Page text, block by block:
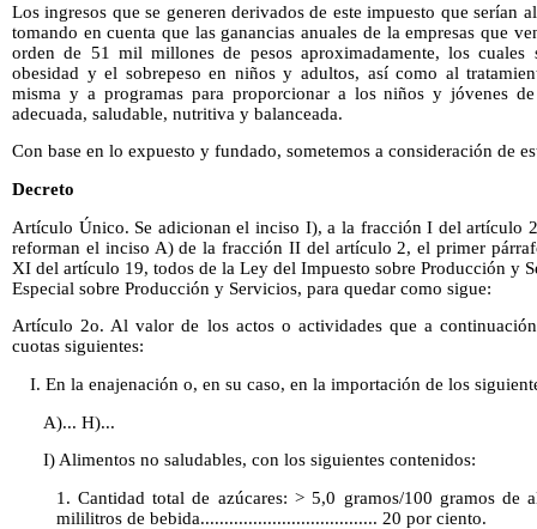
Los ingresos que se generen derivados de este impuesto que serían
tomando en cuenta que las ganancias anuales de la empresas que
orden de 51 mil millones de pesos aproximadamente, los
obesidad y el sobrepeso en niños y adultos, así como al
misma y a programas para proporcionar a los niños y jóvenes
adecuada, saludable, nutritiva y balanceada.
Con base en lo expuesto y fundado, sometemos a consideración de
Decreto
Artículo Único. Se adicionan el inciso I), a la fracción I del
reforman el inciso A) de la fracción II del artículo 2, el primer
XI del artículo 19, todos de la Ley del Impuesto sobre Producción y
Especial sobre Producción y Servicios, para quedar como sigue:
Artículo 2o. Al valor de los actos o actividades que a
cuotas siguientes:
I. En la enajenación o, en su caso, en la importación de los
A)... H)...
I) Alimentos no saludables, con los siguientes contenidos:
1. Cantidad total de azúcares: > 5,0 gramos/100 gramos
mililitros de bebida..................................... 20 por ciento.